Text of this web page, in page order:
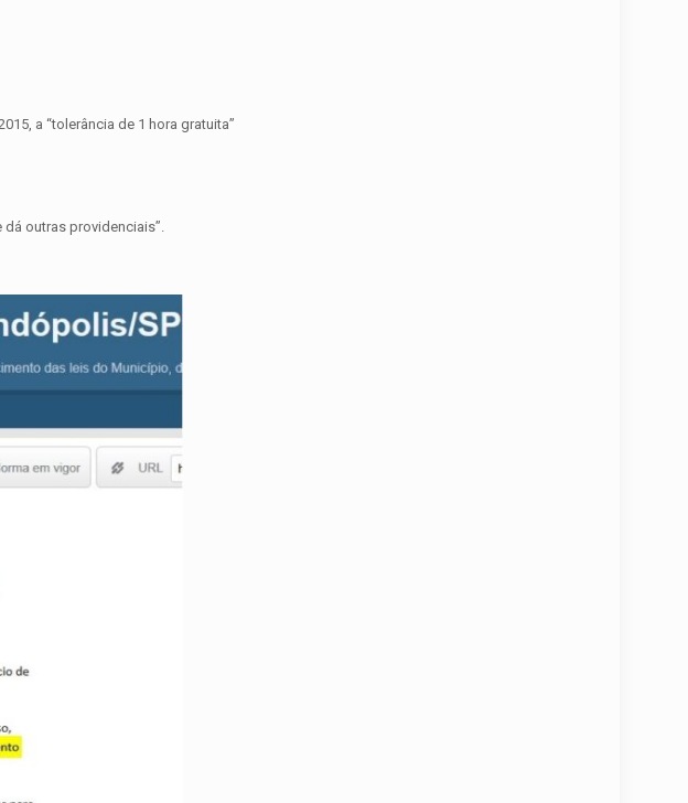
a “tolerância de 1 hora gratuita”
outras providenciais”.